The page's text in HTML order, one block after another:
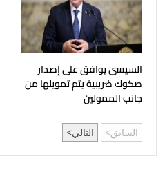
السيسى يوافق على إصدار
صكوك ضريبية يتم تمويلها من
جانب الممولين
السابق التالي